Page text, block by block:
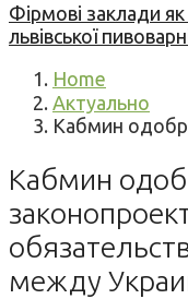
Фірмові заклади
львівської
Home
Актуально
Кабмин
Кабмин
между